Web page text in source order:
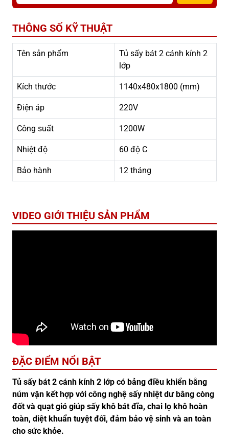
THÔNG SỐ KỸ THUẬT
Tên sản phẩm
Tủ sấy bát 2 cánh kính 2
lớp
Kích thước 1140x480x1800 (mm)
Điện áp 220V
Công suất 1200W
Nhiệt độ 60 độ C
Bảo hành 12 tháng
VIDEO GIỚI THIỆU SẢN PHẨM
ĐẶC ĐIỂM NỔI BẬT
Tủ sấy bát 2 cánh kính 2 lớp có bảng điều khiển bằng
núm vặn kết hợp với công nghệ sấy nhiệt dư bằng còng
đốt và quạt gió giúp sấy khô bát đĩa, chai lọ khô hoàn
toàn, diệt khuẩn tuyệt đối, đảm bảo vệ sinh và an toàn
cho sức khỏe.